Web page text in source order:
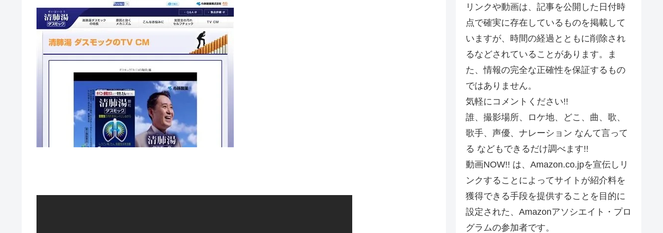
リンクや動画は、記事を公開した日付時
点で確実に存在しているものを掲載して
いますが、時間の経過とともに削除され
るなどされていることがあります。ま
た、情報の完全な正確性を保証するもの
ではありません。
気軽にコメントください!!
誰、撮影場所、ロケ地、どこ、曲、歌、
歌手、声優、ナレーション なんて言って
る などもできるだけ調べます!!
動画NOW!! は、Amazon.co.jpを宣伝しリ
ンクすることによってサイトが紹介料を
獲得できる手段を提供することを目的に
設定された、Amazonアソシエイト・プロ
グラムの参加者です。